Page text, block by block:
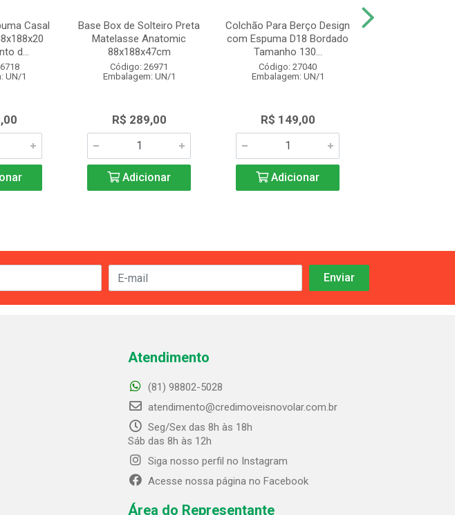
Casal
d...
UN/1
Base Box de Solteiro Preta
Matelasse Anatomic
88x188x47cm
Código: 26971
Embalagem: UN/1
R$ 289,00
Adicionar
Colchão Para Berço Design
com Espuma D18 Bordado
Tamanho 130...
Código: 27040
Embalagem: UN/1
R$ 149,00
Adicionar
Atendimento
(81) 98802-5028
atendimento@credimoveisnovolar.com.br
Seg/Sex das 8h às 18h
Sáb das 8h às 12h
Siga nosso perfil no Instagram
Acesse nossa página no Facebook
Área do Representante